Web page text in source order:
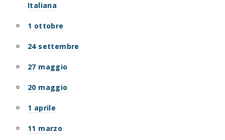
Italiana
1 ottobre
24 settembre
27 maggio
20 maggio
1 aprile
11 marzo